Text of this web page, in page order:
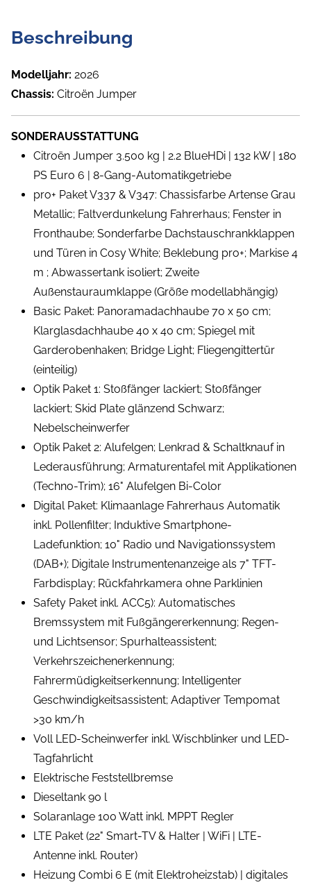
Beschreibung
Modelljahr: 2026
Chassis: Citroën Jumper
SONDERAUSSTATTUNG
Citroën Jumper 3.500 kg | 2.2 BlueHDi | 132 kW | 180
PS Euro 6 | 8-Gang-Automatikgetriebe
pro+ Paket V337 & V347: Chassisfarbe Artense Grau
Metallic; Faltverdunkelung Fahrerhaus; Fenster in
Fronthaube; Sonderfarbe Dachstauschrankklappen
und Türen in Cosy White; Beklebung pro+; Markise 4
m ; Abwassertank isoliert; Zweite
Außenstauraumklappe (Größe modellabhängig)
Basic Paket: Panoramadachhaube 70 x 50 cm;
Klarglasdachhaube 40 x 40 cm; Spiegel mit
Garderobenhaken; Bridge Light; Fliegengittertür
(einteilig)
Optik Paket 1: Stoßfänger lackiert; Stoßfänger
lackiert; Skid Plate glänzend Schwarz;
Nebelscheinwerfer
Optik Paket 2: Alufelgen; Lenkrad & Schaltknauf in
Lederausführung; Armaturentafel mit Applikationen
(Techno-Trim); 16" Alufelgen Bi-Color
Digital Paket: Klimaanlage Fahrerhaus Automatik
inkl. Pollenfilter; Induktive Smartphone-
Ladefunktion; 10" Radio und Navigationssystem
(DAB+); Digitale Instrumentenanzeige als 7" TFT-
Farbdisplay; Rückfahrkamera ohne Parklinien
Safety Paket inkl. ACC5): Automatisches
Bremssystem mit Fußgängererkennung; Regen-
und Lichtsensor; Spurhalteassistent;
Verkehrszeichenerkennung;
Fahrermüdigkeitserkennung; Intelligenter
Geschwindigkeitsassistent; Adaptiver Tempomat
>30 km/h
Voll LED-Scheinwerfer inkl. Wischblinker und LED-
Tagfahrlicht
Elektrische Feststellbremse
Dieseltank 90 l
Solaranlage 100 Watt inkl. MPPT Regler
LTE Paket (22" Smart-TV & Halter | WiFi | LTE-
Antenne inkl. Router)
Heizung Combi 6 E (mit Elektroheizstab) | digitales